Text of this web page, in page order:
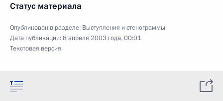
Статус материала
Опубликован в разделе: Выступления и стенограммы
Дата публикации:8 апреля 2003 года, 00:01
Текстовая версия